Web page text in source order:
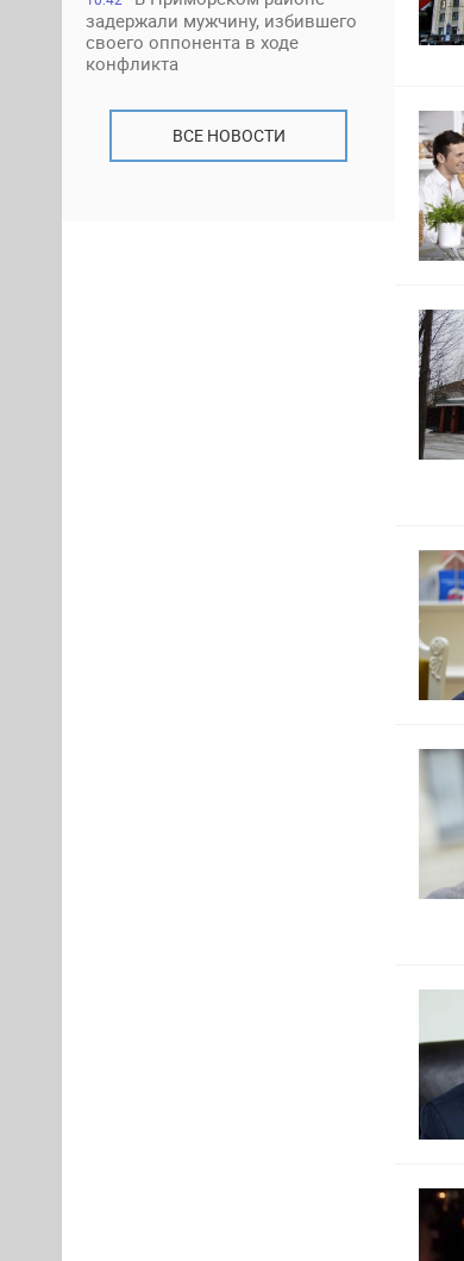
задержали мужчину, избившего
своего оппонента в ходе
конфликта
ВСЕ НОВОСТИ